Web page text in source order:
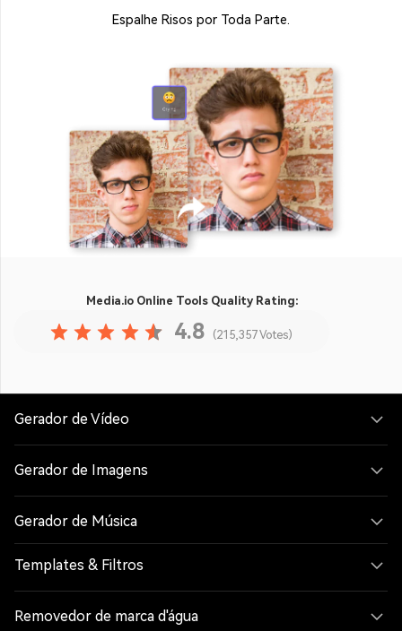
Espalhe Risos por Toda Parte.
Media.io Online ToolsQuality Rating:
4.8 (215,357 Votes)
Gerador de Vídeo
Gerador de Imagens
Gerador de Música
Templates & Filtros
Removedor de marca d'água